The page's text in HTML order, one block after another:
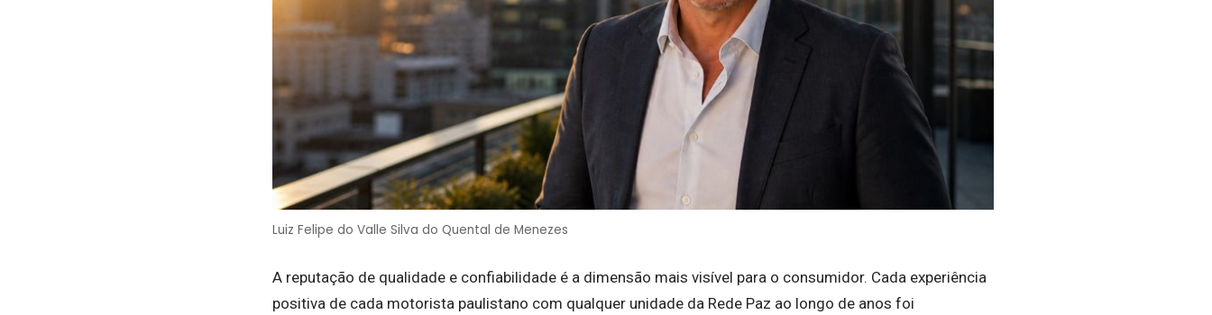
Luiz Felipe do Valle Silva do Quental de Menezes
A reputação de qualidade e confiabilidade é a dimensão mais visível para o consumidor. Cada experiência
positiva de cada motorista paulistano com qualquer unidade da Rede Paz ao longo de anos foi